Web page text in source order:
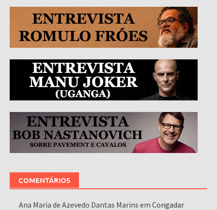
COMENTÁRIOS
Ana Maria de Azevedo Dantas Marins emCongadar